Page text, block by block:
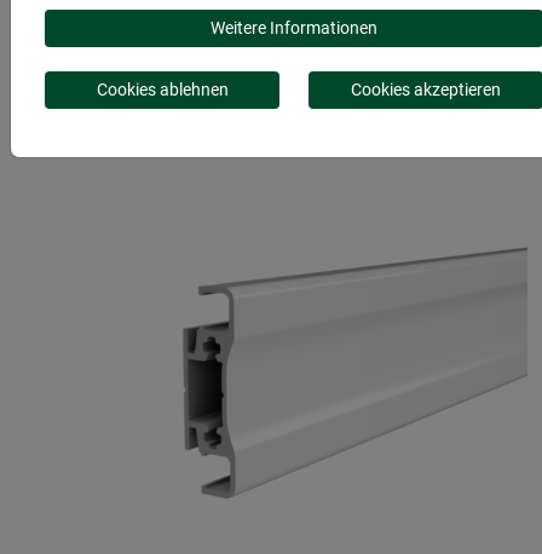
FÜR FENSTER
Weitere Informationen
Cookies ablehnen Cookies akzeptieren